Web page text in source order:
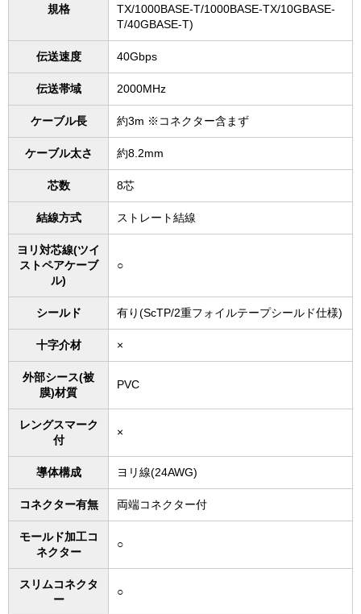
規格
TX/1000BASE-T/1000BASE-TX/10GBASE-
T/40GBASE-T)
伝送速度 40Gbps
伝送帯域 2000MHz
ケーブル長 約3m ※コネクター含まず
ケーブル太さ 約8.2mm
芯数 8芯
結線方式 ストレート結線
ヨリ対芯線(ツイ
ストペアケーブ
ル)
○
シールド 有り(ScTP/2重フォイルテープシールド仕様)
十字介材 ×
外部シース(被
膜)材質
PVC
レングスマーク
付
×
導体構成 ヨリ線(24AWG)
コネクター有無 両端コネクター付
モールド加工コ
ネクター
○
スリムコネクタ
ー
○